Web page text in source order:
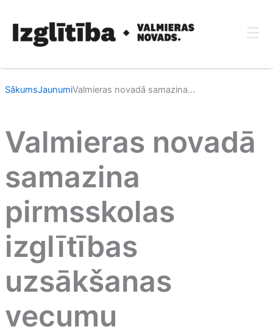
content
SākumsJaunumiValmieras novadā samazina...
Valmieras novadā
samazina
pirmsskolas
izglītības
uzsākšanas
vecumu